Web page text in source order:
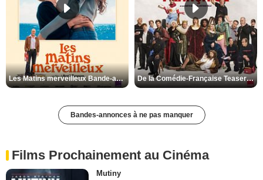
Les Matins merveilleux Bande-annonce VF De la Comédie-Française Teaser VF
Bandes-annonces à ne pas manquer
Films Prochainement au Cinéma
Mutiny